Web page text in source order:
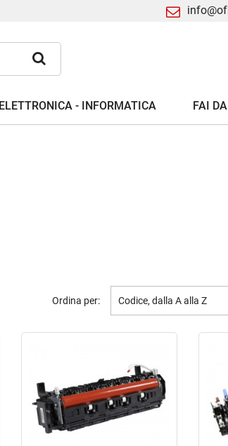
ELETTRONICA - INFORMATICA FAI
Ordina per: Codice, dalla A alla Z